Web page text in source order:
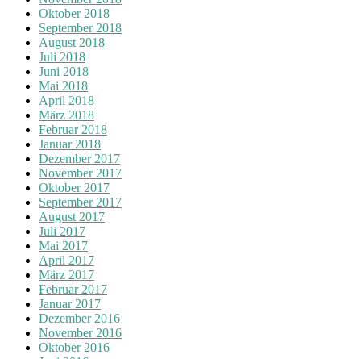
Oktober 2018
September 2018
August 2018
Juli 2018
Juni 2018
Mai 2018
April 2018
März 2018
Februar 2018
Januar 2018
Dezember 2017
November 2017
Oktober 2017
September 2017
August 2017
Juli 2017
Mai 2017
April 2017
März 2017
Februar 2017
Januar 2017
Dezember 2016
November 2016
Oktober 2016